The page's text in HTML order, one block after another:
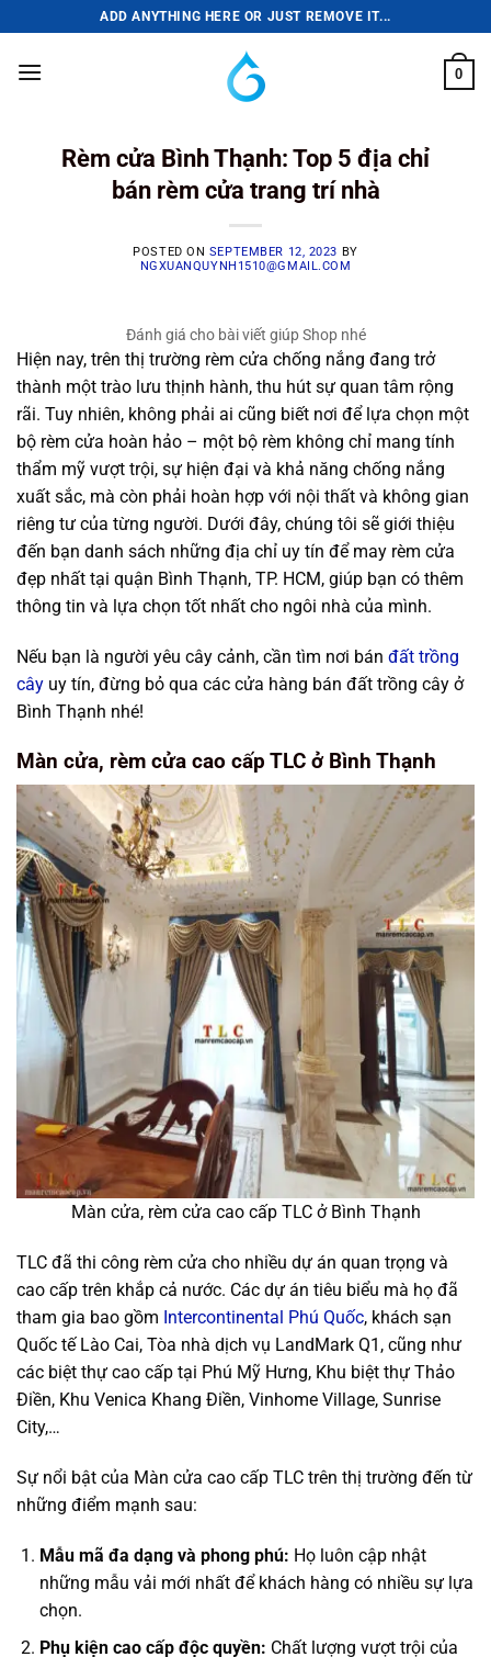
to
content
ADD ANYTHING HERE OR JUST REMOVE IT...
0
Rèm cửa Bình Thạnh: Top 5 địa chỉ
bán rèm cửa trang trí nhà
POSTED ON SEPTEMBER 12, 2023 BY
NGXUANQUYNH1510@GMAIL.COM
Đánh giá cho bài viết giúp Shop nhé
Hiện nay, trên thị trường rèm cửa chống nắng đang trở
thành một trào lưu thịnh hành, thu hút sự quan tâm rộng
rãi. Tuy nhiên, không phải ai cũng biết nơi để lựa chọn một
bộ rèm cửa hoàn hảo – một bộ rèm không chỉ mang tính
thẩm mỹ vượt trội, sự hiện đại và khả năng chống nắng
xuất sắc, mà còn phải hoàn hợp với nội thất và không gian
riêng tư của từng người. Dưới đây, chúng tôi sẽ giới thiệu
đến bạn danh sách những địa chỉ uy tín để may rèm cửa
đẹp nhất tại quận Bình Thạnh, TP. HCM, giúp bạn có thêm
thông tin và lựa chọn tốt nhất cho ngôi nhà của mình.
Nếu bạn là người yêu cây cảnh, cần tìm nơi bán đất trồng
cây uy tín, đừng bỏ qua các cửa hàng bán đất trồng cây ở
Bình Thạnh nhé!
Màn cửa, rèm cửa cao cấp TLC ở Bình Thạnh
Màn cửa, rèm cửa cao cấp TLC ở Bình Thạnh
TLC đã thi công rèm cửa cho nhiều dự án quan trọng và
cao cấp trên khắp cả nước. Các dự án tiêu biểu mà họ đã
tham gia bao gồm Intercontinental Phú Quốc, khách sạn
Quốc tế Lào Cai, Tòa nhà dịch vụ LandMark Q1, cũng như
các biệt thự cao cấp tại Phú Mỹ Hưng, Khu biệt thự Thảo
Điền, Khu Venica Khang Điền, Vinhome Village, Sunrise
City,…
Sự nổi bật của Màn cửa cao cấp TLC trên thị trường đến từ
những điểm mạnh sau:
Mẫu mã đa dạng và phong phú: Họ luôn cập nhật
những mẫu vải mới nhất để khách hàng có nhiều sự lựa
chọn.
Phụ kiện cao cấp độc quyền: Chất lượng vượt trội của